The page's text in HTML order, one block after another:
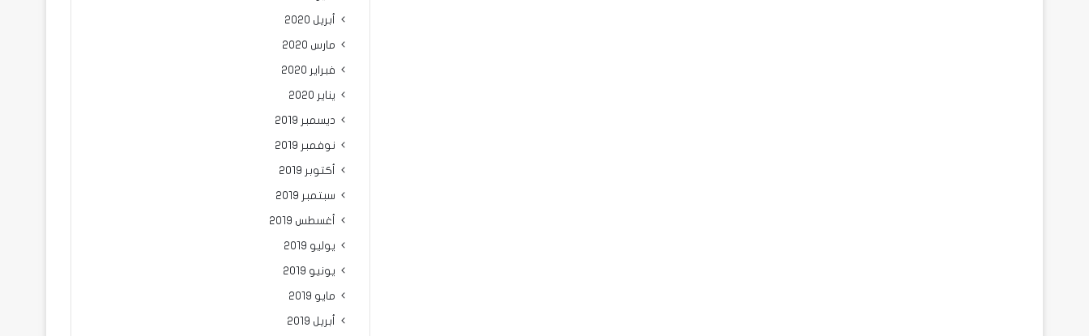
أبريل 2020
مارس 2020
فبراير 2020
يناير 2020
ديسمبر 2019
نوفمبر 2019
أكتوبر 2019
سبتمبر 2019
أغسطس 2019
يوليو 2019
يونيو 2019
مايو 2019
أبريل 2019